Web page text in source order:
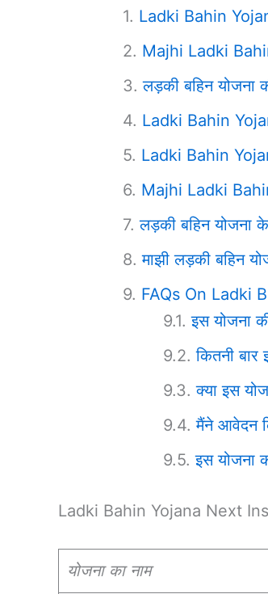
Ladki Bahin
Majhi Ladki
लड़की बहिन योजना
Ladki Bahin
Ladki Bahin
Majhi Ladki
लड़की बहिन योजना
माझी लड़की बहिन
FAQs On Ladki
इस योजना
कितनी
क्या इस
मैंने आवेदन
इस योजना
Ladki Bahin Yojana Next
योजना का नाम